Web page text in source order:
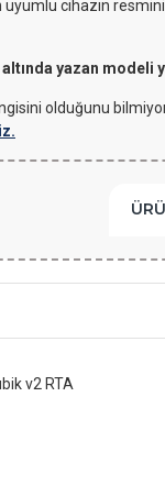
cihazın resmini
yazan modeli
olduğunu
v2 RTA